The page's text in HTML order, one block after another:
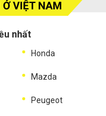
Ở VIỆT NAM
nhất
Honda
Mazda
Peugeot